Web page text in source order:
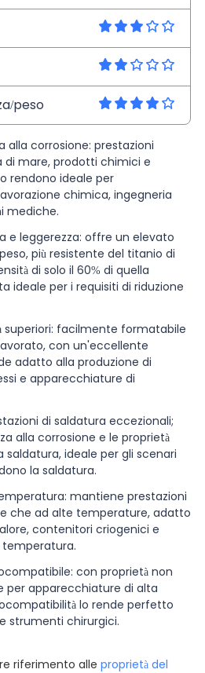
peso
alla corrosione: prestazioni
di mare, prodotti chimici e
rendono ideale per
chimica, ingegneria
mediche.
e leggerezza: offre un elevato
più resistente del titanio di
di solo il 60% di quella
ideale per i requisiti di riduzione
superiori: facilmente formatabile
con un'eccellente
adatto alla produzione di
e apparecchiature di
di saldatura eccezionali;
alla corrosione e le proprietà
ideale per gli scenari
la saldatura.
mantiene prestazioni
che ad alte temperature, adatto
contenitori criogenici e
con proprietà non
per apparecchiature di alta
lo rende perfetto
strumenti chirurgici.
riferimento alle proprietà del